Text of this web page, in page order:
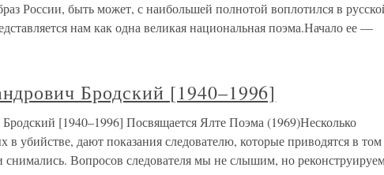
России, быть может, с наибольшей полнотой воплотился в
нам как одна великая национальная поэма.Начало ее —
Бродский [1940–1996]
[1940–1996] Посвящается Ялте Поэма (1969)Несколько
в убийстве, дают показания следователю, которые приводятся в том
снимались. Вопросов следователя мы не слышим, но